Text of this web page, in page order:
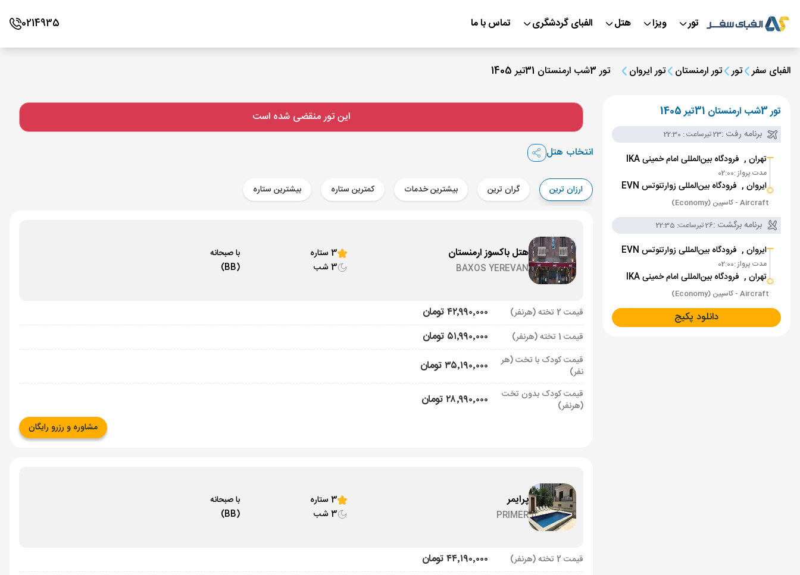
تور ویزا هتل الفبای گردشگری تماس با ما 0214935
الفبای سفر تور تور ارمنستان تور ایروان تور 3شب ارمنستان 31تیر 1405
تور 3شب ارمنستان 31تیر 1405
برنامه رفت :23 تیر ساعت : 22:30
تهران , فرودگاه بین‌المللی امام خمینی IKA
مدت پرواز :02:00
ایروان , فرودگاه بین‌المللی زوارتنوتس EVN
Aircraft - کاسپین (Economy)
برنامه برگشت :26 تیر ساعت: 22:35
ایروان , فرودگاه بین‌المللی زوارتنوتس EVN
مدت پرواز :02:00
تهران , فرودگاه بین‌المللی امام خمینی IKA
Aircraft - کاسپین (Economy)
دانلود پکیج
این تور منقضی شده است
انتخاب هتل
ارزان ترین گران ترین بیشترین خدمات کمترین ستاره بیشترین ستاره
هتل باکسوز ارمنستان
BAXOS YEREVAN
3 ستاره
3 شب
با صبحانه
(BB)
قیمت 2 تخته (هرنفر) ۴۲٬۹۹۰٬۰۰۰ تومان
قیمت 1 تخته (هرنفر) ۵۱٬۹۹۰٬۰۰۰ تومان
قیمت کودک با تخت (هر
نفر)
۳۵٬۱۹۰٬۰۰۰ تومان
قیمت کودک بدون تخت
(هرنفر)
۲۸٬۹۹۰٬۰۰۰ تومان
مشاوره و رزرو رایگان
پرایمر
PRIMER
3 ستاره
3 شب
با صبحانه
(BB)
قیمت 2 تخته (هرنفر) ۴۴٬۱۹۰٬۰۰۰ تومان